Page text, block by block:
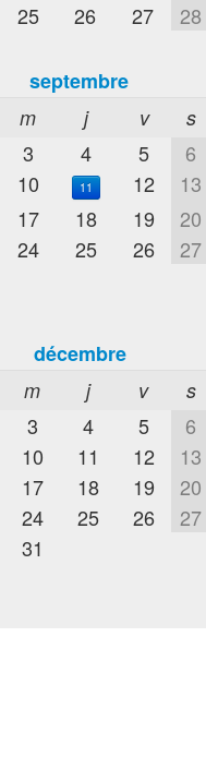
25 26 27 28
septembre
m j v s
3 4 5 6
10 11 12 13
17 18 19 20
24 25 26 27
décembre
m j v s
3 4 5 6
10 11 12 13
17 18 19 20
24 25 26 27
31